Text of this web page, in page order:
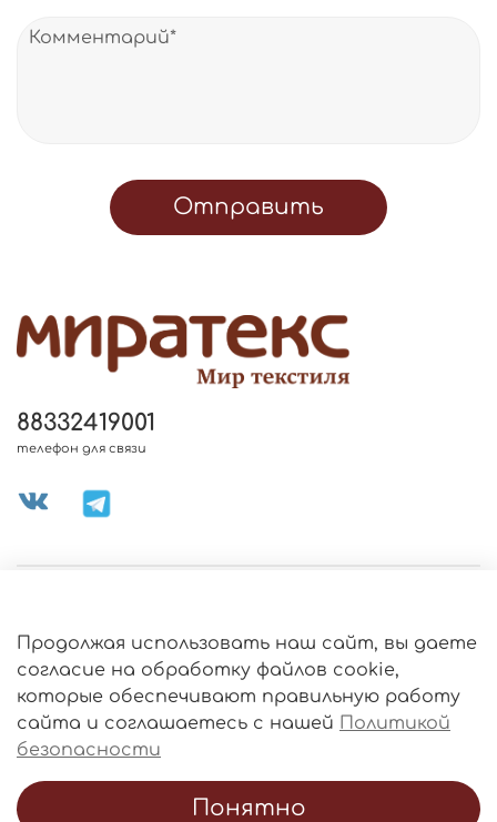
Отправить
ИНФОРМАЦИЯ
О МАГАЗИНЕ
88332419001
телефон для связи
Продолжая использовать наш сайт, вы даете
согласие на обработку файлов cookie,
которые обеспечивают правильную работу
сайта и соглашаетесь с нашей Политикой
безопасности
Понятно
Политика
обработки